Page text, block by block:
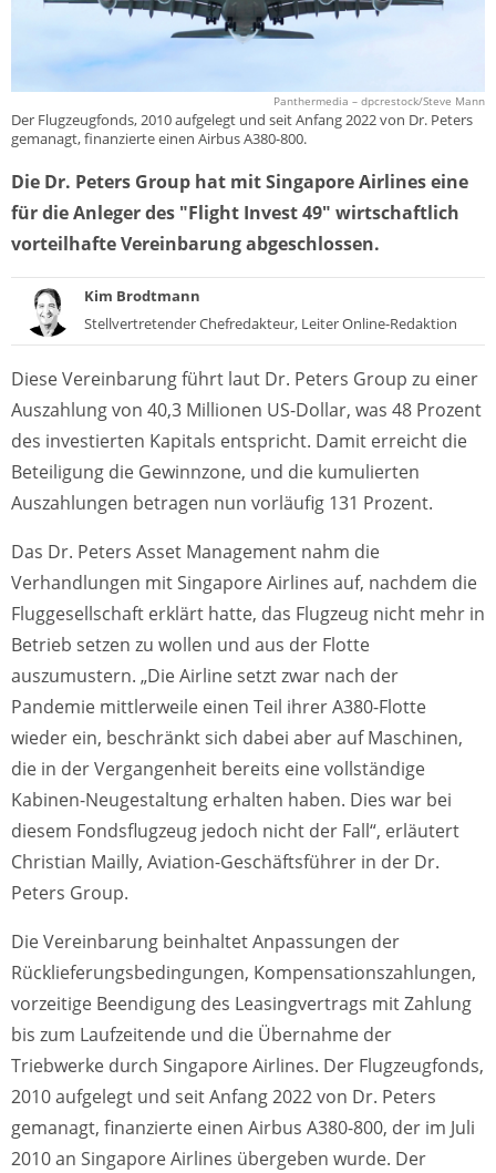
Panthermedia – dpcrestock/Steve Mann
Der Flugzeugfonds, 2010 aufgelegt und seit Anfang 2022 von Dr. Peters
gemanagt, finanzierte einen Airbus A380-800.
Die Dr. Peters Group hat mit Singapore Airlines eine
für die Anleger des "Flight Invest 49" wirtschaftlich
vorteilhafte Vereinbarung abgeschlossen.
Kim Brodtmann
Stellvertretender Chefredakteur, Leiter Online-Redaktion
Diese Vereinbarung führt laut Dr. Peters Group zu einer
Auszahlung von 40,3 Millionen US-Dollar, was 48 Prozent
des investierten Kapitals entspricht. Damit erreicht die
Beteiligung die Gewinnzone, und die kumulierten
Auszahlungen betragen nun vorläufig 131 Prozent.
Das Dr. Peters Asset Management nahm die
Verhandlungen mit Singapore Airlines auf, nachdem die
Fluggesellschaft erklärt hatte, das Flugzeug nicht mehr in
Betrieb setzen zu wollen und aus der Flotte
auszumustern. „Die Airline setzt zwar nach der
Pandemie mittlerweile einen Teil ihrer A380-Flotte
wieder ein, beschränkt sich dabei aber auf Maschinen,
die in der Vergangenheit bereits eine vollständige
Kabinen-Neugestaltung erhalten haben. Dies war bei
diesem Fondsflugzeug jedoch nicht der Fall“, erläutert
Christian Mailly, Aviation-Geschäftsführer in der Dr.
Peters Group.
Die Vereinbarung beinhaltet Anpassungen der
Rücklieferungsbedingungen, Kompensationszahlungen,
vorzeitige Beendigung des Leasingvertrags mit Zahlung
bis zum Laufzeitende und die Übernahme der
Triebwerke durch Singapore Airlines. Der Flugzeugfonds,
2010 aufgelegt und seit Anfang 2022 von Dr. Peters
gemanagt, finanzierte einen Airbus A380-800, der im Juli
2010 an Singapore Airlines übergeben wurde. Der